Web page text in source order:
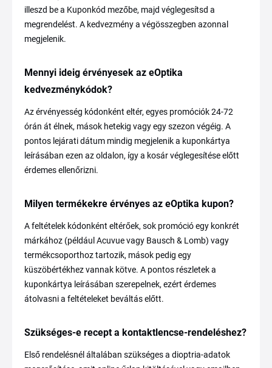
illeszd be a Kuponkód mezőbe, majd véglegesítsd a
megrendelést. A kedvezmény a végösszegben azonnal
megjelenik.
Mennyi ideig érvényesek az eOptika
kedvezménykódok?
Az érvényesség kódonként eltér, egyes promóciók 24-72
órán át élnek, mások hetekig vagy egy szezon végéig. A
pontos lejárati dátum mindig megjelenik a kuponkártya
leírásában ezen az oldalon, így a kosár véglegesítése előtt
érdemes ellenőrizni.
Milyen termékekre érvényes az eOptika kupon?
A feltételek kódonként eltérőek, sok promóció egy konkrét
márkához (például Acuvue vagy Bausch & Lomb) vagy
termékcsoporthoz tartozik, mások pedig egy
küszöbértékhez vannak kötve. A pontos részletek a
kuponkártya leírásában szerepelnek, ezért érdemes
átolvasni a feltételeket beváltás előtt.
Szükséges-e recept a kontaktlencse-rendeléshez?
Első rendelésnél általában szükséges a dioptria-adatok